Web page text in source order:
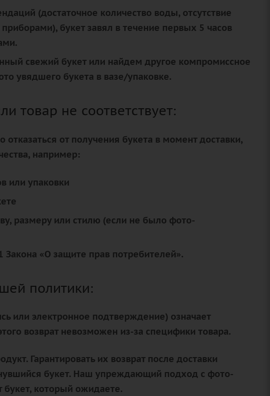
(достаточное количество воды, отсутствие
букет завял в течение первых 5 часов
свежий букет или найдем другое компромиссное
увядшего букета в вазе/упаковке.
товар не соответствует:
от получения букета в момент доставки,
например:
или упаковки
размеру или стилю (если не было фото-
Закона «О защите прав потребителей».
политики:
или электронное подтверждение) означает
возврат невозможен из-за специфики товара.
Гарантировать их возврат после доставки
букет. Наш упреждающий подход с фото-
букет, который ожидаете.